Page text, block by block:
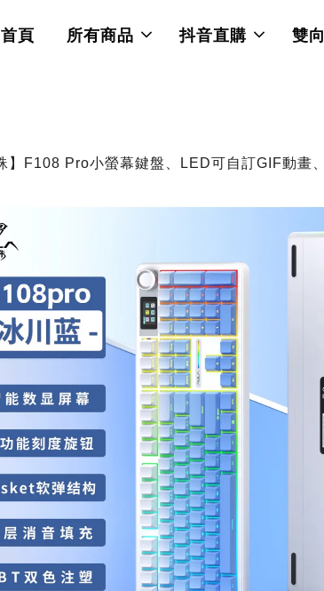
首頁 所有商品 抖音直購 雙
】F108 Pro小螢幕鍵盤、LED可自訂GIF動畫